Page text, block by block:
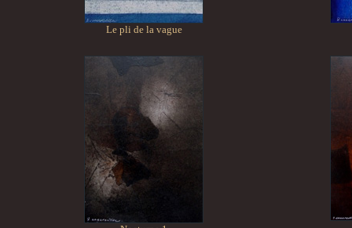
Le pli de la vague